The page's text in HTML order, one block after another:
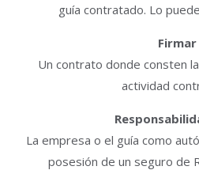
guía contratado. Lo
Firmar
Un contrato donde consten
actividad
La empresa o el guía como
posesión de un seguro de